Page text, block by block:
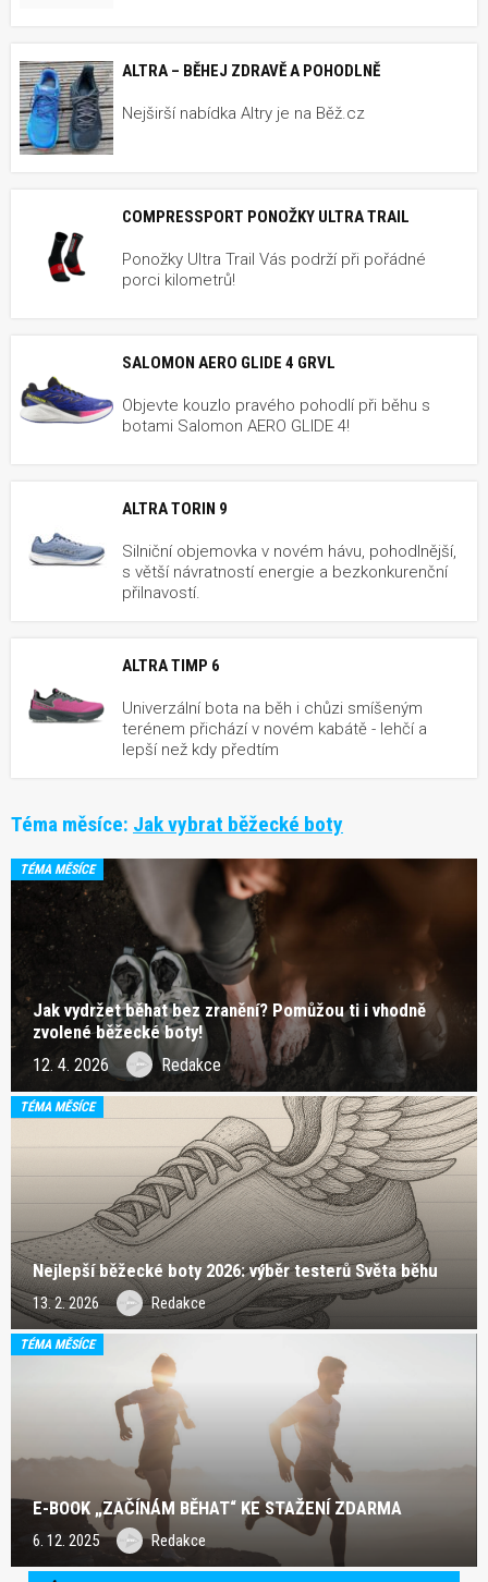
ALTRA – BĚHEJ ZDRAVĚ A POHODLNĚ
Nejširší nabídka Altry je na Běž.cz
COMPRESSPORT PONOŽKY ULTRA TRAIL
Ponožky Ultra Trail Vás podrží při pořádné
porci kilometrů!
SALOMON AERO GLIDE 4 GRVL
Objevte kouzlo pravého pohodlí při běhu s
botami Salomon AERO GLIDE 4!
ALTRA TORIN 9
Silniční objemovka v novém hávu, pohodlnější,
s větší návratností energie a bezkonkurenční
přilnavostí.
ALTRA TIMP 6
Univerzální bota na běh i chůzi smíšeným
terénem přichází v novém kabátě - lehčí a
lepší než kdy předtím
Téma měsíce: Jak vybrat běžecké boty
TÉMA MĚSÍCE
Jak vydržet běhat bez zranění? Pomůžou ti i vhodně
zvolené běžecké boty!
12. 4. 2026 Redakce
TÉMA MĚSÍCE
Nejlepší běžecké boty 2026: výběr testerů Světa běhu
13. 2. 2026 Redakce
TÉMA MĚSÍCE
E-BOOK „ZAČÍNÁM BĚHAT“ KE STAŽENÍ ZDARMA
6. 12. 2025 Redakce